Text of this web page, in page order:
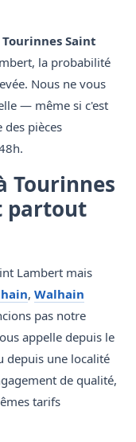
Saint
la probabilité
Nous ne vous
— même si c'est
pièces
Tourinnes
partout
Lambert mais
, Walhain
pas notre
appelle depuis le
depuis une localité
de qualité,
tarifs